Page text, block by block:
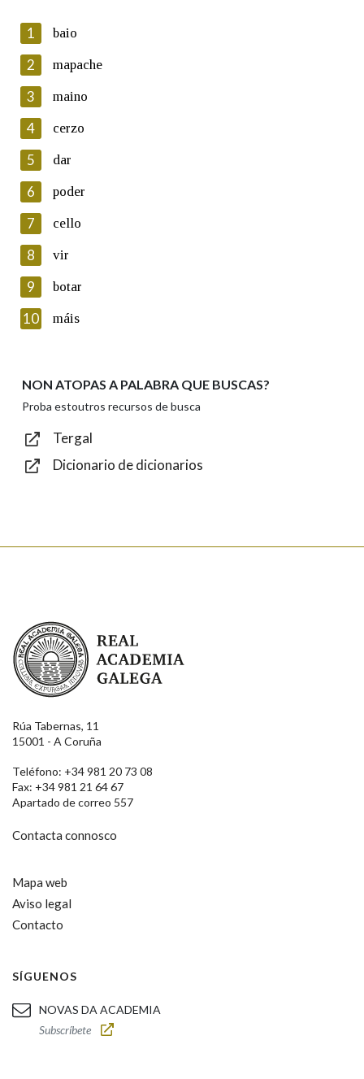
En cumprimento da normativa vixente en materia de
Protección de Datos de Carácter Persoal, a Real Academia
Galega informa a aqueles usuarios que faciliten o seu correo
electrónico, así como calquera outra información de carácter
persoal, que estes datos serán obxecto de tratamento
automatizado de carácter confidencial e incorporados aos seus
ficheiros informáticos. Así mesmo, os usuarios poderán exercer o
seu dereito de acceso, rectificación, oposición e cancelación dos
seus datos poñéndose en contacto connosco.
Lin e acepto as condicións da política de
Introduce o código que aparece na imaxe:
Texto de verificación
1 baio
2 mapache
3 maino
4 cerzo
5 dar
6 poder
7 cello
8 vir
9 botar
10 máis
NON ATOPAS A PALABRA QUE BUSCAS?
Proba estoutros recursos de busca
Tergal
Dicionario de dicionarios
Real Academia Galega
Rúa Tabernas, 11
15001 - A Coruña
Teléfono: +34 981 20 73 08
Fax: +34 981 21 64 67
Apartado de correo 557
Contacta connosco
Mapa web
Aviso legal
Contacto
SÍGUENOS
NOVAS DA ACADEMIA
Subscríbete